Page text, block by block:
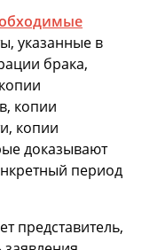
указанные в
брака,
копии
копии
доказывают
период
представитель,